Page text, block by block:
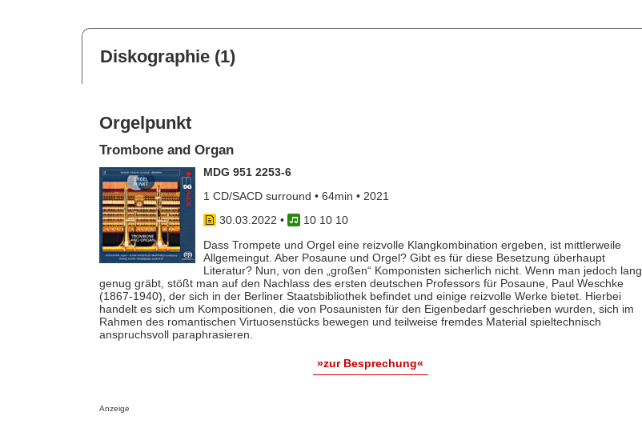
Diskographie (1)
Orgelpunkt
Trombone and Organ
MDG 951 2253-6
1 CD/SACD surround • 64min • 2021
30.03.2022 •
10 10 10
Dass Trompete und Orgel eine reizvolle Klangkombination ergeben, ist mittlerweile
Allgemeingut. Aber Posaune und Orgel? Gibt es für diese Besetzung überhaupt
Literatur? Nun, von den „großen“ Komponisten sicherlich nicht. Wenn man jedoch lang
genug gräbt, stößt man auf den Nachlass des ersten deutschen Professors für Posaune, Paul Weschke
(1867-1940), der sich in der Berliner Staatsbibliothek befindet und einige reizvolle Werke bietet. Hierbei
handelt es sich um Kompositionen, die von Posaunisten für den Eigenbedarf geschrieben wurden, sich im
Rahmen des romantischen Virtuosenstücks bewegen und teilweise fremdes Material spieltechnisch
anspruchsvoll paraphrasieren.
»zur Besprechung«
Anzeige